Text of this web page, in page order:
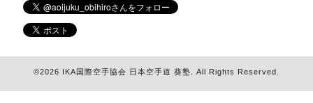
©2026 IKA国際空手協会 日本空手道 葵塾 . All Rights Reserved.